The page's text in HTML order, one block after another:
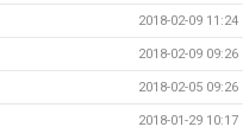
2018-02-09 11:24
2018-02-09 09:26
2018-02-05 09:26
2018-01-29 10:17